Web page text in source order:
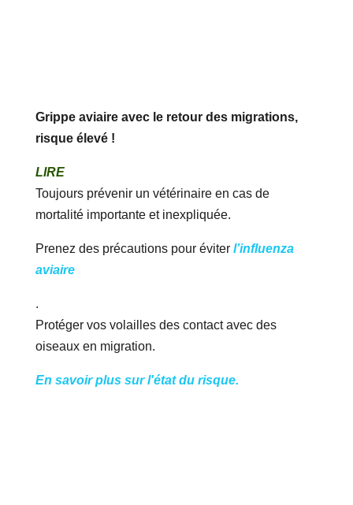
Grippe aviaire avec le retour des migrations,
risque élevé !
LIRE
Toujours prévenir un vétérinaire en cas de
mortalité importante et inexpliquée.
Prenez des précautions pour éviter l’influenza
aviaire
.
Protéger vos volailles des contact avec des
oiseaux en migration.
En savoir plus sur l'état du risque.